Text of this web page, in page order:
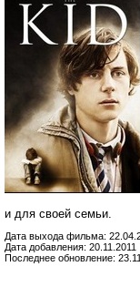
и для своей семьи.
Дата выхода фильма:
Дата добавления: 20.11.2011
Последнее обновление: